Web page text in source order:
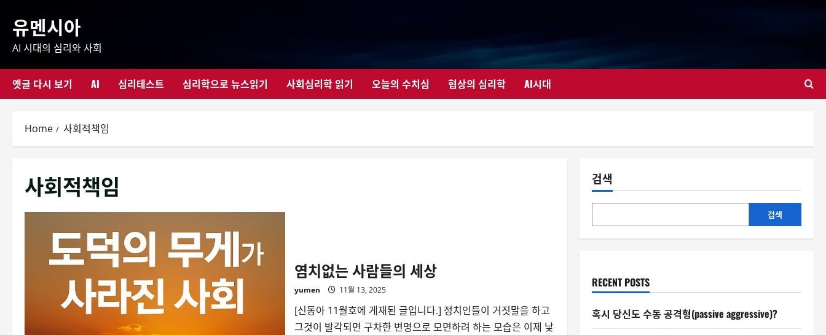
content
유멘시아
AI 시대의 심리와 사회
옛글 다시 보기 AI 심리테스트 심리학으로 뉴스읽기 사회심리학 읽기 오늘의 수치심 협상의 심리학 AI시대
Home 사회적책임
사회적책임
염치없는 사람들의 세상
yumen 11월 13, 2025
[신동아 11월호에 게재된 글입니다.] 정치인들이 거짓말을 하고
그것이 발각되면 구차한 변명으로 모면하려 하는 모습은 이제 낯
검색
검색
RECENT POSTS
혹시 당신도 수동 공격형(passive aggressive)?